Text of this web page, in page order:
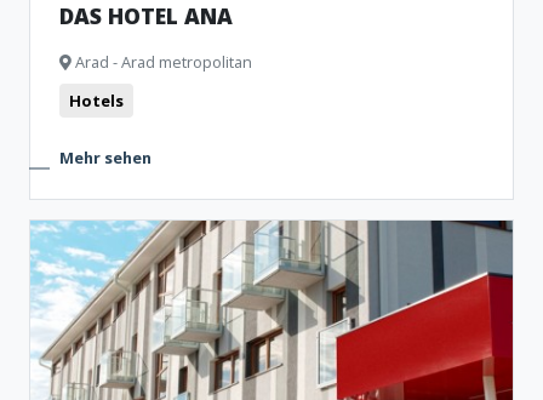
DAS HOTEL ANA
Arad - Arad metropolitan
Hotels
Mehr sehen